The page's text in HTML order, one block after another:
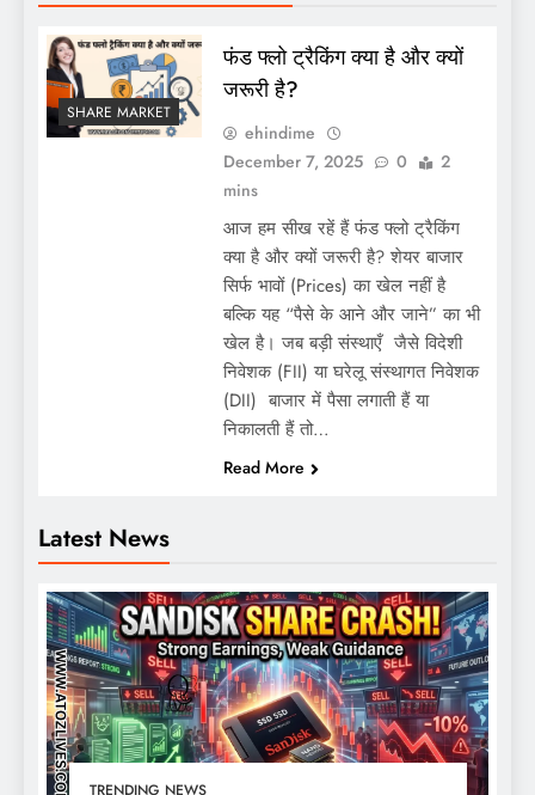
Latest News
TRENDING NEWS
SHARE MARKET
फंड फ्लो ट्रैकिंग क्या है और क्यों
जरूरी है?
ehindime
December 7, 2025
0
2
mins
आज हम सीख रहें हैं फंड फ्लो ट्रैकिंग
क्या है और क्यों जरूरी है? शेयर बाजार
सिर्फ भावों (Prices) का खेल नहीं है
बल्कि यह “पैसे के आने और जाने” का भी
खेल है। जब बड़ी संस्थाएँ जैसे विदेशी
निवेशक (FII) या घरेलू संस्थागत निवेशक
(DII) बाजार में पैसा लगाती हैं या
निकालती हैं तो…
Read More